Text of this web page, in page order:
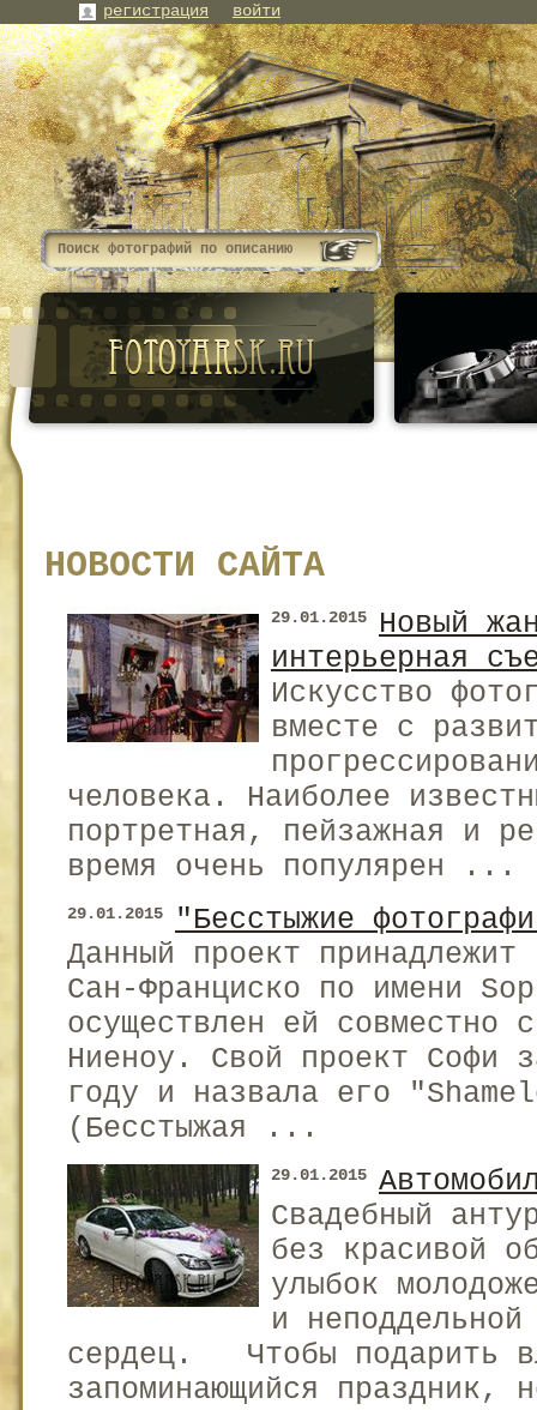
НОВОСТИ САЙТА
29.01.2015
Новый
интерьерная
Искусство
вместе с
человека. Наиболее
портретная, пейзажная и
время очень популярен ...
29.01.2015
"Бесстыжие
Данный проект
Сан-Франциско по имени
осуществлен ей совместно
Ниеноу. Свой проект Софи
году и назвала его
(Бесстыжая ...
29.01.2015
Свадебный
без красивой
улыбок
и
сердец. Чтобы подарить
запоминающийся праздник,
регистрация войти